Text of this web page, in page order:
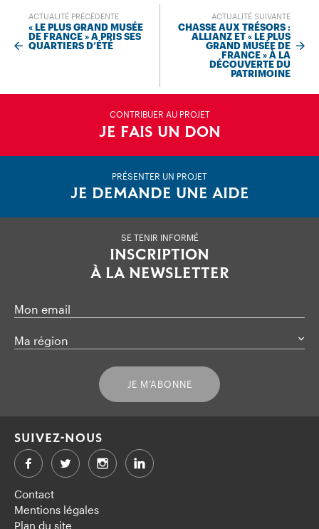
ACTUALITÉ PRÉCÉDENTE
« LE PLUS GRAND MUSÉE
DE FRANCE » A PRIS SES
QUARTIERS D’ÉTÉ
ACTUALITÉ SUIVANTE
CHASSE AUX TRÉSORS :
ALLIANZ ET « LE PLUS
GRAND MUSÉE DE
FRANCE » À LA
DÉCOUVERTE DU
PATRIMOINE
CONTRIBUER AU PROJET
JE FAIS UN DON
PRÉSENTER UN PROJET
JE DEMANDE UNE AIDE
SE TENIR INFORMÉ
INSCRIPTION
À LA NEWSLETTER
Mon email
Ma région
JE M’ABONNE
Contact
Mentions légales
Plan du site
SUIVEZ-NOUS
FacebookTwitter LinkedIn